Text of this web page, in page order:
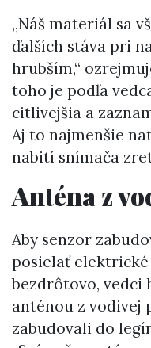
„Náš materiál sa
ďalších stáva pri
hrubším,“
toho je podľa
citlivejšia a
Aj to najmenšie
nabití snímača
Anténa z
Aby senzor
posielať
bezdrôtovo, vedci
anténou z vodivej
zabudovali do